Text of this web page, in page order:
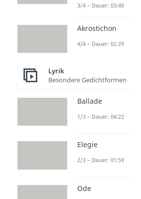
3/4 – Dauer: 03:40
Akrostichon
4/4 – Dauer: 02:29
Lyrik
Besondere Gedichtformen
Ballade
1/3 – Dauer: 04:22
Elegie
2/3 – Dauer: 01:59
Ode